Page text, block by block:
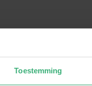
Toestemming